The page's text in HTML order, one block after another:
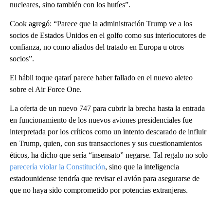
nucleares, sino también con los hutíes”.
Cook agregó: “Parece que la administración Trump ve a los
socios de Estados Unidos en el golfo como sus interlocutores de
confianza, no como aliados del tratado en Europa u otros
socios”.
El hábil toque qatarí parece haber fallado en el nuevo aleteo
sobre el Air Force One.
La oferta de un nuevo 747 para cubrir la brecha hasta la entrada
en funcionamiento de los nuevos aviones presidenciales fue
interpretada por los críticos como un intento descarado de influir
en Trump, quien, con sus transacciones y sus cuestionamientos
éticos, ha dicho que sería “insensato” negarse. Tal regalo no solo
parecería violar la Constitución, sino que la inteligencia
estadounidense tendría que revisar el avión para asegurarse de
que no haya sido comprometido por potencias extranjeras.